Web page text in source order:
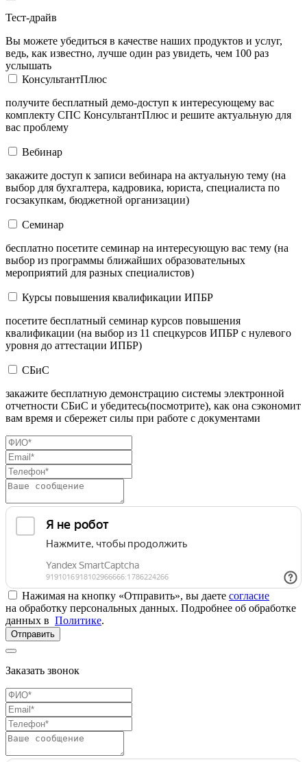
Тест-драйв
Вы можете убедиться в качестве наших продуктов и услуг,
ведь, как известно, лучше один раз увидеть, чем 100 раз
услышать
КонсультантПлюс
получите бесплатный демо-доступ к интересующему вас
комплекту СПС КонсультантПлюс и решите актуальную для
вас проблему
Вебинар
закажите доступ к записи вебинара на актуальную тему (на
выбор для бухгалтера, кадровика, юриста, специалиста по
госзакупкам, бюджетной организации)
Семинар
бесплатно посетите семинар на интересующую вас тему (на
выбор из программы ближайших образовательных
мероприятий для разных специалистов)
Курсы повышения квалификации ИПБР
посетите бесплатный семинар курсов повышения
квалификации (на выбор из 11 спецкурсов ИПБР с нулевого
уровня до аттестации ИПБР)
СБиС
закажите бесплатную демонстрацию системы электронной
отчетности СБиС и убедитесь(посмотрите), как она сэкономит
вам время и сбережет силы при работе с документами
Нажимая на кнопку «Отправить», вы даете согласие
на обработку персональных данных. Подробнее об обработке
данных в Политике.
Отправить
Заказать звонок